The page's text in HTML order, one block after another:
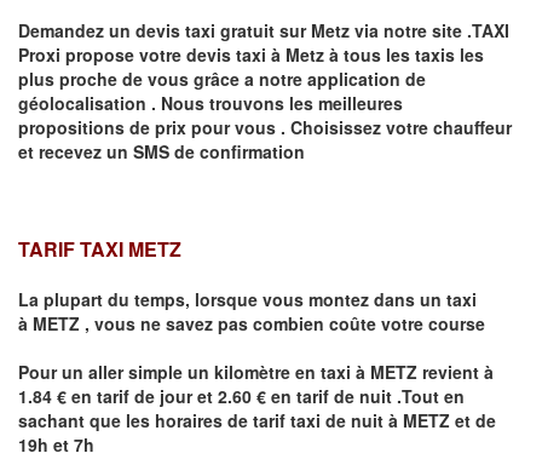
Demandez un devis taxi gratuit sur Metz via notre site .TAXI
Proxi propose votre devis taxi à Metz à tous les taxis les
plus proche de vous grâce a notre application de
géolocalisation . Nous trouvons les meilleures
propositions de prix pour vous . Choisissez votre chauffeur
et recevez un SMS de confirmation
TARIF TAXI METZ
La plupart du temps, lorsque vous montez dans un taxi
à METZ , vous ne savez pas combien coûte votre course
Pour un aller simple un kilomètre en taxi à METZ revient à
1.84 € en tarif de jour et 2.60 € en tarif de nuit .Tout en
sachant que les horaires de tarif taxi de nuit à METZ et de
19h et 7h